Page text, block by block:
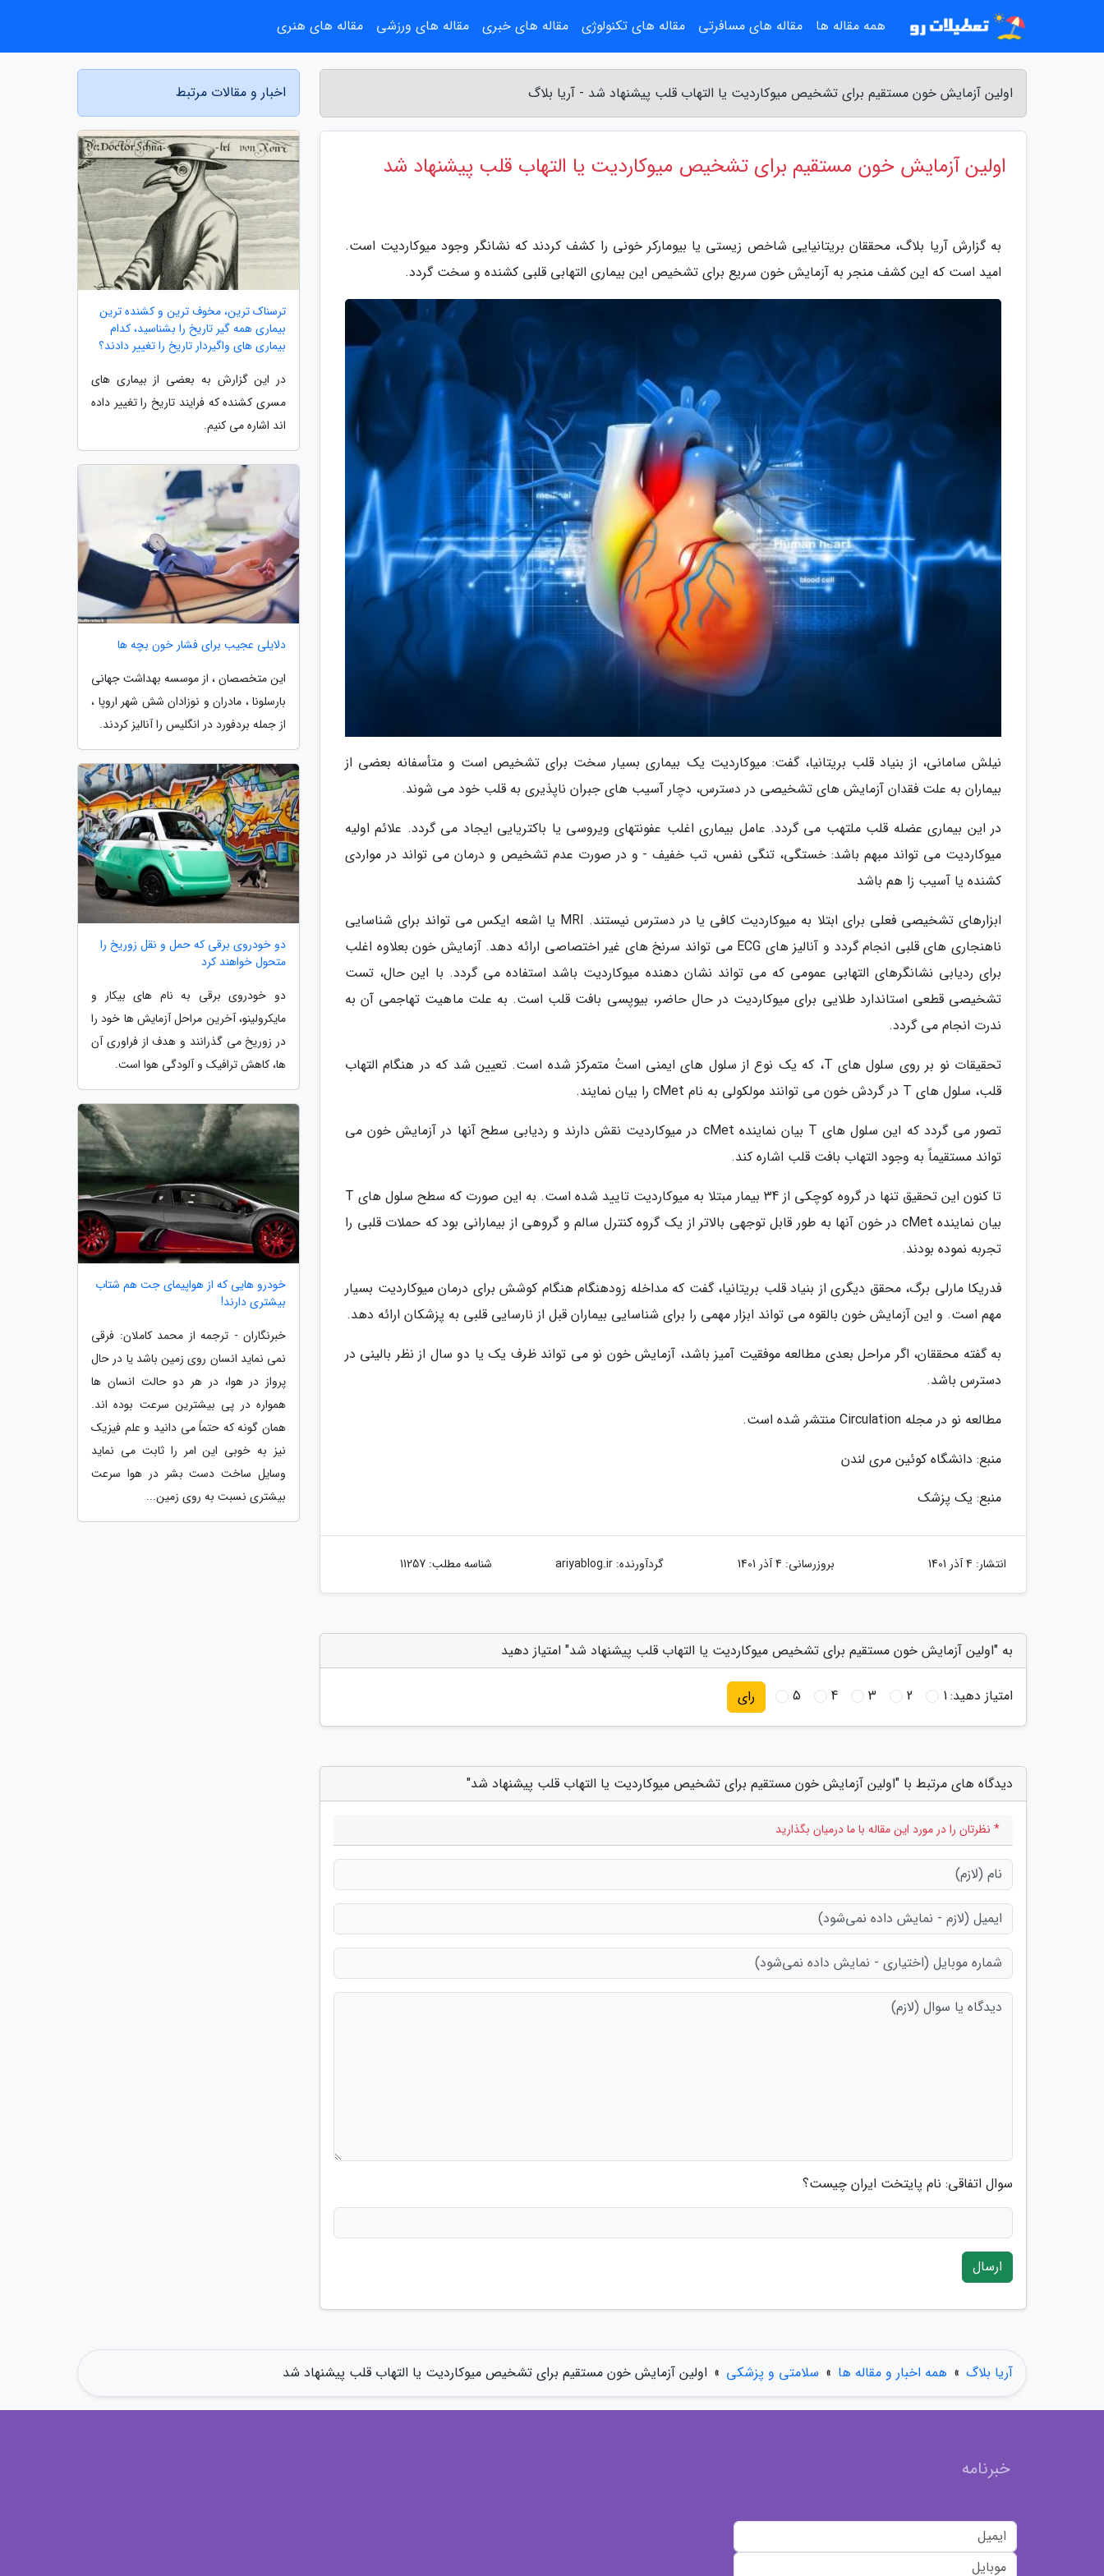
اولین آزمایش خون مستقیم برای تشخیص میوکاردیت یا التهاب قلب پیشنهاد شد - آریا بلاگ
اولین آزمایش خون مستقیم برای تشخیص میوکاردیت یا التهاب قلب پیشنهاد شد
به گزارش آریا بلاگ، محققان بریتانیایی شاخص زیستی یا بیومارکر خونی را کشف کردند که نشانگر وجود میوکاردیت است.
امید است که این کشف منجر به آزمایش خون سریع برای تشخیص این بیماری التهابی قلبی کشنده و سخت گردد.
نیلش سامانی، از بنیاد قلب بریتانیا، گفت: میوکاردیت یک بیماری بسیار سخت برای تشخیص است و متأسفانه بعضی از
بیماران به علت فقدان آزمایش های تشخیصی در دسترس، دچار آسیب های جبران ناپذیری به قلب خود می شوند.
در این بیماری عضله قلب ملتهب می گردد. عامل بیماری اغلب عفونتهای ویروسی یا باکتریایی ایجاد می گردد. علائم اولیه
میوکاردیت می تواند مبهم باشد: خستگی، تنگی نفس، تب خفیف - و در صورت عدم تشخیص و درمان می تواند در مواردی
کشنده یا آسیب زا هم باشد
ابزارهای تشخیصی فعلی برای ابتلا به میوکاردیت کافی یا در دسترس نیستند. MRI یا اشعه ایکس می تواند برای شناسایی
ناهنجاری های قلبی انجام گردد و آنالیز های ECG می تواند سرنخ های غیر اختصاصی ارائه دهد. آزمایش خون بعلاوه اغلب
برای ردیابی نشانگرهای التهابی عمومی که می تواند نشان دهنده میوکاردیت باشد استفاده می گردد. با این حال، تست
تشخیصی قطعی استاندارد طلایی برای میوکاردیت در حال حاضر، بیوپسی بافت قلب است. به علت ماهیت تهاجمی آن به
ندرت انجام می گردد.
تحقیقات نو بر روی سلول های T، که یک نوع از سلول های ایمنی استُ متمرکز شده است. تعیین شد که در هنگام التهاب
قلب، سلول های T در گردش خون می توانند مولکولی به نام cMet را بیان نمایند.
تصور می گردد که این سلول های T بیان نماینده cMet در میوکاردیت نقش دارند و ردیابی سطح آنها در آزمایش خون می
تواند مستقیماً به وجود التهاب بافت قلب اشاره کند.
تا کنون این تحقیق تنها در گروه کوچکی از 34 بیمار مبتلا به میوکاردیت تایید شده است. به این صورت که سطح سلول های T
بیان نماینده cMet در خون آنها به طور قابل توجهی بالاتر از یک گروه کنترل سالم و گروهی از بیمارانی بود که حملات قلبی را
تجربه نموده بودند.
فدریکا مارلی برگ، محقق دیگری از بنیاد قلب بریتانیا، گفت که مداخله زودهنگام هنگام کوشش برای درمان میوکاردیت بسیار
مهم است. و این آزمایش خون بالقوه می تواند ابزار مهمی را برای شناسایی بیماران قبل از نارسایی قلبی به پزشکان ارائه دهد.
به گفته محققان، اگر مراحل بعدی مطالعه موفقیت آمیز باشد، آزمایش خون نو می تواند ظرف یک یا دو سال از نظر بالینی در
دسترس باشد.
مطالعه نو در مجله Circulation منتشر شده است.
منبع: دانشگاه کوئین مری لندن
منبع: یک پزشک
انتشار: 4 آذر 1401 بروزرسانی: 4 آذر 1401 گردآورنده:ariyablog.ir شناسه مطلب: 11257
به "اولین آزمایش خون مستقیم برای تشخیص میوکاردیت یا التهاب قلب پیشنهاد شد" امتیاز دهید
امتیاز دهید:1
2
3
4
5 رای
دیدگاه های مرتبط با "اولین آزمایش خون مستقیم برای تشخیص میوکاردیت یا التهاب قلب پیشنهاد شد"
* نظرتان را در مورد این مقاله با ما درمیان بگذارید
سوال اتفاقی: نام پایتخت ایران چیست؟
ارسال
اخبار و مقالات مرتبط
ترسناک ترین، مخوف ترین و کشنده ترین
بیماری همه گیر تاریخ را بشناسید، کدام
بیماری های واگیردار تاریخ را تغییر دادند؟
در این گزارش به بعضی از بیماری های
مسری کشنده که فرایند تاریخ را تغییر داده
اند اشاره می کنیم.
دلایلی عجیب برای فشار خون بچه ها
این متخصصان ، از موسسه بهداشت جهانی
بارسلونا ، مادران و نوزادان شش شهر اروپا ،
از جمله بردفورد در انگلیس را آنالیز کردند.
دو خودروی برقی که حمل و نقل زوریخ را
متحول خواهند کرد
دو خودروی برقی به نام های بیکار و
مایکرولینو، آخرین مراحل آزمایش ها خود را
در زوریخ می گذرانند و هدف از فراوری آن
ها، کاهش ترافیک و آلودگی هوا است.
خودرو هایی که از هواپیمای جت هم شتاب
بیشتری دارند!
خبرنگاران - ترجمه از محمد کاملان: فرقی
نمی نماید انسان روی زمین باشد یا در حال
پرواز در هوا، در هر دو حالت انسان ها
همواره در پی بیشترین سرعت بوده اند.
همان گونه که حتماً می دانید و علم فیزیک
نیز به خوبی این امر را ثابت می نماید
وسایل ساخت دست بشر در هوا سرعت
بیشتری نسبت به روی زمین...
آریا بلاگ » همه اخبار و مقاله ها » سلامتی و پزشکی » اولین آزمایش خون مستقیم برای تشخیص میوکاردیت یا التهاب قلب پیشنهاد شد
همه مقاله ها مقاله های مسافرتی مقاله های تکنولوژی مقاله های خبری مقاله های ورزشی مقاله های هنری
خبرنامه